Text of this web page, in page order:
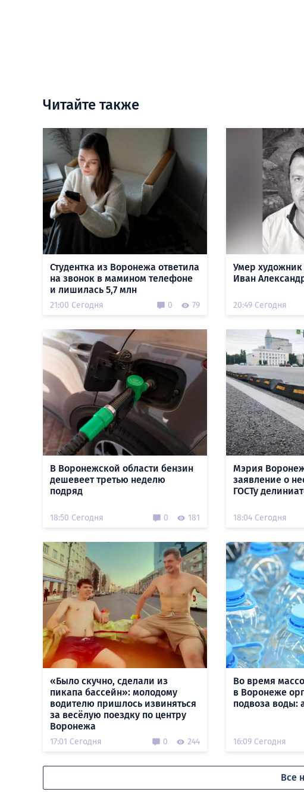
Читайте также
Студентка из Воронежа ответила
на звонок в мамином телефоне
и лишилась 5,7 млн
21:00 Сегодня 0 79
Умер
Иван
20:49 Сегодня
В Воронежской области бензин
дешевеет третью неделю
подряд
18:50 Сегодня 0 181
Мэрия
заявление о
ГОСТу
18:04 Сегодня
«Было скучно, сделали из
пикапа бассейн»: молодому
водителю пришлось извиняться
за весёлую поездку по центру
Воронежа
17:01 Сегодня 0 244
Во время
в Воронеже
подвоза воды:
16:09 Сегодня
Все